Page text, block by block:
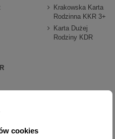
Krakowska Karta
Rodzinna KKR 3+
Karta Dużej
Rodziny KDR
cookies